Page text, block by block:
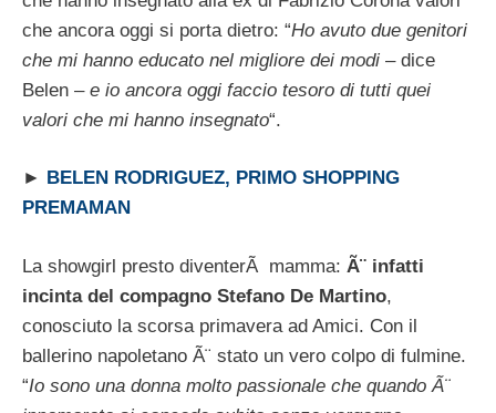
che ancora oggi si porta dietro: “Ho avuto due genitori
che mi hanno educato nel migliore dei modi – dice
Belen – e io ancora oggi faccio tesoro di tutti quei
valori che mi hanno insegnato“.
►
BELEN RODRIGUEZ, PRIMO SHOPPING
PREMAMAN
La showgirl presto diventerÃ mamma: Ã¨ infatti
incinta del compagno Stefano De Martino,
conosciuto la scorsa primavera ad Amici. Con il
ballerino napoletano Ã¨ stato un vero colpo di fulmine.
“Io sono una donna molto passionale che quando Ã¨